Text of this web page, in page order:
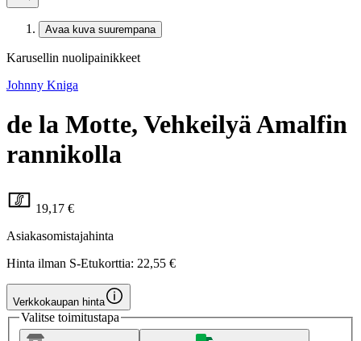
Avaa kuva suurempana
Karusellin nuolipainikkeet
Johnny Kniga
de la Motte, Vehkeilyä Amalfin
rannikolla
19,17 €
Asiakasomistajahinta
Hinta ilman S-Etukorttia: 22,55 €
Verkkokaupan hinta
Valitse toimitustapa